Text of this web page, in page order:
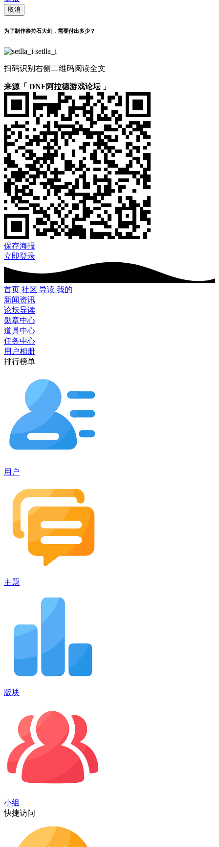
取消
为了制作泰拉石大剑，需要付出多少？
setlla_i
扫码识别右侧二维码阅读全文
来源「 DNF阿拉德游戏论坛 」
保存海报
立即登录
首页 社区 导读 我的
新闻资讯
论坛导读
勋章中心
道具中心
任务中心
用户相册
排行榜单
用户
主题
版块
小组
快捷访问